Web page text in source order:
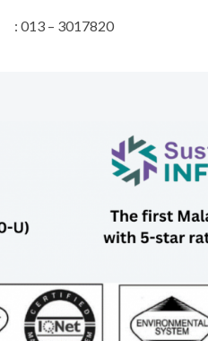
– 3017820